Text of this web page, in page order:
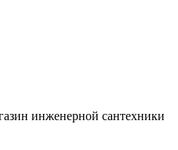
инженерной сантехники